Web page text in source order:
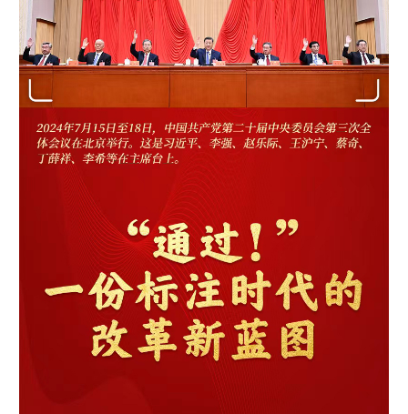
学术中国 乡村振兴 银龄 溯源中国
城市 旅游 能源 会展
公益 一带一路 亚太网 上市公司
文化产业
地方频道
天津 河北 山西
吉林 上海 江苏
安徽 福建